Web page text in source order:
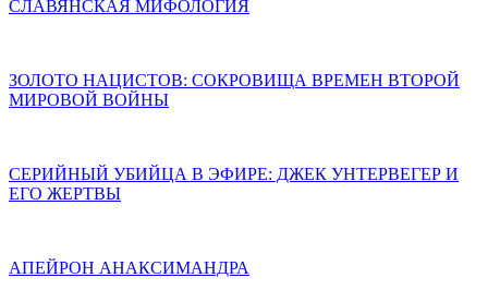
СЛАВЯНСКАЯ МИФОЛОГИЯ
ЗОЛОТО НАЦИСТОВ: СОКРОВИЩА ВРЕМЕН ВТОРОЙ
МИРОВОЙ ВОЙНЫ
СЕРИЙНЫЙ УБИЙЦА В ЭФИРЕ: ДЖЕК УНТЕРВЕГЕР И
ЕГО ЖЕРТВЫ
АПЕЙРОН АНАКСИМАНДРА